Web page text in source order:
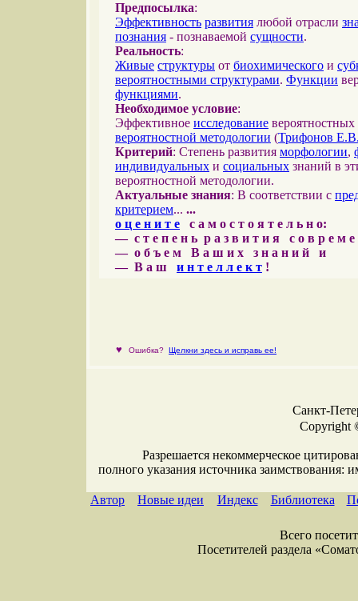
Предпосылка:
Эффективность развития любой отрасли
познания - познаваемой сущности.
Реальность:
Живые структуры от биохимического и
вероятностными структурами. Функции
функциями.
Необходимое условие:
Эффективное исследование
вероятностной методологии (Трифонов
Критерий: Степень развития морфологии,
индивидуальных и социальных знаний в
вероятностной методологии.
Актуальные знания: В соответствии с
критерием... ...
о ц е н и т е с а м о с т о я т е л ь н о:
— с т е п е н ь р а з в и т и я с о в р е м
— о б ъ е м В а ш и х з н а н и й и
— В а ш и н т е л л е к т !
♥ Ошибка? Щелкни здесь и исправь ее!
Санкт-
Copyright
Разрешается некоммерческое
полного указания источника заимствования:
Автор Новые идеи Индекс Библиотека
Всего
Посетителей раздела